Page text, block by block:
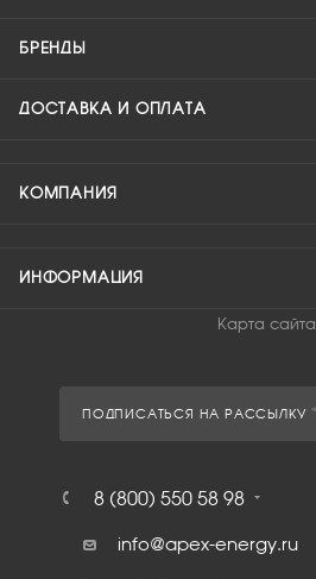
БРЕНДЫ
ДОСТАВКА И ОПЛАТА
КОМПАНИЯ
ИНФОРМАЦИЯ
Карта сайта
ПОДПИСАТЬСЯ НА РАССЫЛКУ
8 (800) 550 58 98
info@apex-energy.ru